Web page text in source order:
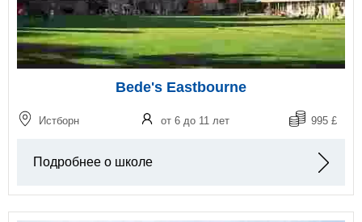
Bede's Eastbourne
Истборн от 6 до 11 лет 995 £
Подробнее о школе